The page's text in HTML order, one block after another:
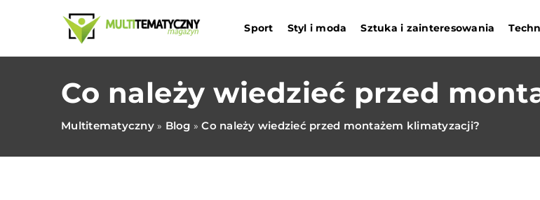
Sport Styl i moda Sztuka i zainteresowania
Co należy wiedzieć przed
Multitematyczny» Blog »Co należy wiedzieć przed montażem klimatyzacji?